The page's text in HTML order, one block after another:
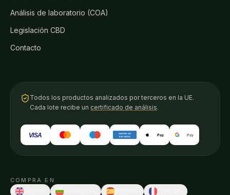
Análisis de laboratorio (COA)
Legislación CBD
Contacto
Todos los productos analizados por terceros en la UE.
Cada lote recibe un certificado de análisis.
VISA AMERICAN
EXPRESS Pay Pay
COMPRA EN